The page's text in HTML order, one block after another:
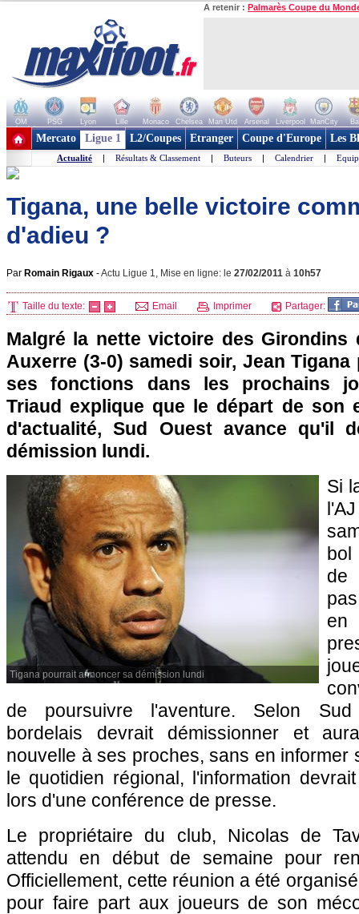
A retenir : Palmarès Coupe du
OM PSG Lyon Lille Monaco Chelsea Man Utd Arsenal Liverpool ManCity
+ de clubs
Mercato Ligue 1 L2/Coupes Etranger Coupe d'Europe Les
Actualité | Résultats & Classement | Buteurs | Calendrier |
Tigana, une belle victoire
d'adieu ?
Par Romain Rigaux -Actu Ligue 1, Mise en ligne: le 27/02/2011 à 10h57
Taille du texte: Email Imprimer Partager:
Malgré la nette victoire des
Auxerre (3-0) samedi soir, Jean
ses fonctions dans les prochains
Triaud explique que le départ de son
d'actualité, Sud Ouest avance qu'il
démission lundi.
Tigana pourrait annoncer sa démission lundi
Si
en
de poursuivre l'aventure. Selon Sud
bordelais devrait démissionner et
nouvelle à ses proches, sans en informer
le quotidien régional, l'information
lors d'une conférence de presse.
Le propriétaire du club, Nicolas de
attendu en début de semaine pour
Officiellement, cette réunion a été
pour faire part aux joueurs de son